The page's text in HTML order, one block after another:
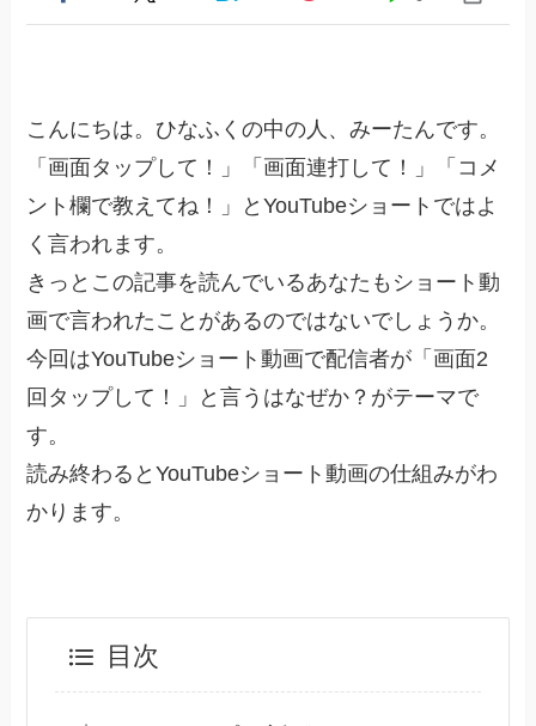
こんにちは。ひなふくの中の人、みーたんです。
「画面タップして！」「画面連打して！」「コメ
ント欄で教えてね！」とYouTubeショートではよ
く言われます。
きっとこの記事を読んでいるあなたもショート動
画で言われたことがあるのではないでしょうか。
今回はYouTubeショート動画で配信者が「画面2
回タップして！」と言うはなぜか？がテーマで
す。
読み終わるとYouTubeショート動画の仕組みがわ
かります。
目次